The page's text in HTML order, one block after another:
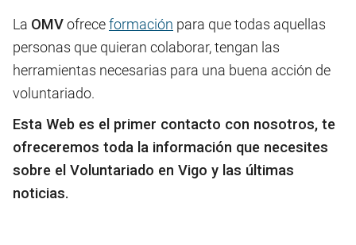
La OMVofreceformación para que todas aquellas
personas que quieran colaborar, tengan las
herramientas necesarias para una buena acción de
voluntariado.
Esta Web es el primer contacto con nosotros, te
ofreceremos toda la información que necesites
sobre el Voluntariado en Vigo y las últimas
noticias.